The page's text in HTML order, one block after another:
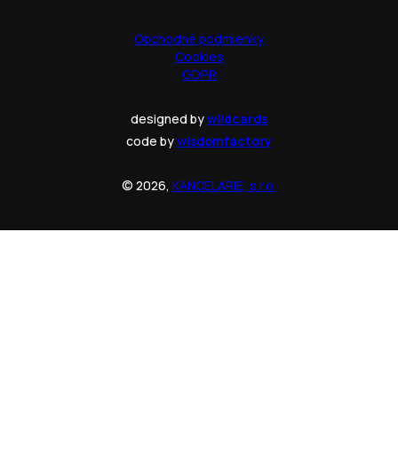
Obchodné podmienky
Cookies
GDPR
designed bywildcards
code bywisdomfactory
© 2026, KANCELARIE, s.r.o.